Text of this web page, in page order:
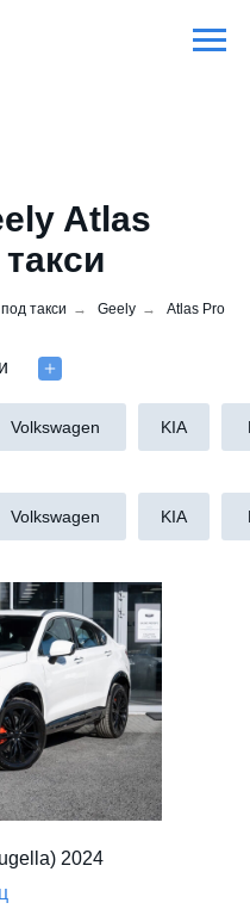
Atlas
такси → Geely → Atlas Pro
Volkswagen KIA
Volkswagen KIA
2024